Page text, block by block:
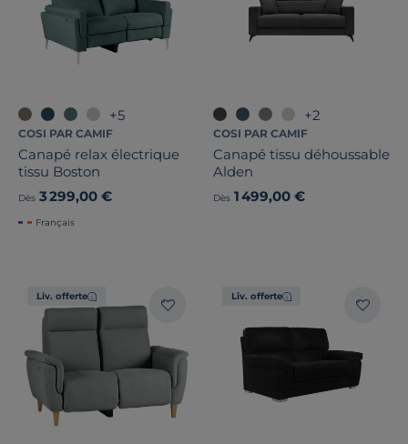
+5
COSI PAR CAMIF
Canapé relax électrique
tissu Boston
Dès 3 299,00 €
Français
+2
COSI PAR CAMIF
Canapé tissu déhoussable
Alden
Dès 1 499,00 €
Liv. offerte Liv. offerte